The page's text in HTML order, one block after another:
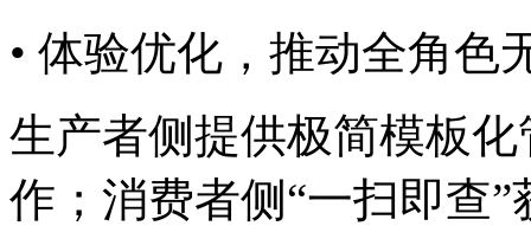
• 体验优化，推动全角
生产者侧提供极简模板化
作；消费者侧“一扫即查